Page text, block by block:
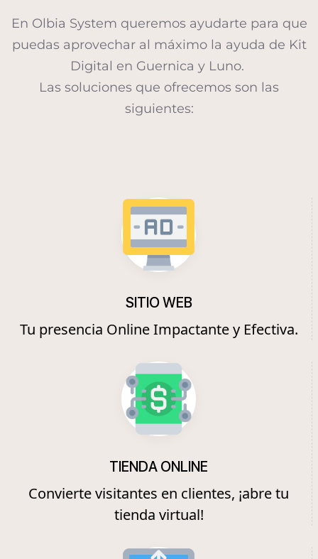
En Olbia System queremos ayudarte para que
puedas aprovechar al máximo la ayuda de Kit
Digital en Guernica y Luno.
Las soluciones que ofrecemos son las
siguientes:
SITIO WEB
Tu presencia Online Impactante y Efectiva.
TIENDA ONLINE
Convierte visitantes en clientes, ¡abre tu
tienda virtual!